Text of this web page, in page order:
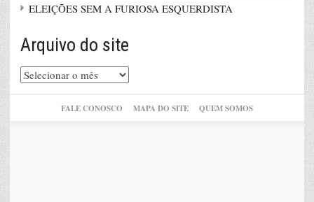
ELEIÇÕES SEM A FURIOSA ESQUERDISTA
Arquivo do site
Arquivo
do
FALE CONOSCO MAPA DO SITE QUEM SOMOS